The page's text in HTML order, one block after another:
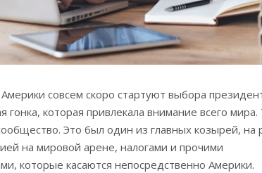
совсем скоро стартуют выбора
гонка, которая привлекала внимание всего мира.
Это был один из главных козырей, на
на мировой арене, налогами и прочими
которые касаются непосредственно Америки.